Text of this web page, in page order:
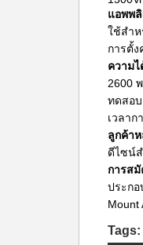
แอพพ
ใช้สำห
การตั้ง
ความ
2600
ทดสอบ
เวลา
ลูกค้า
ดีไซน์ส
การสมั
ประกอ
Mount
Tags: